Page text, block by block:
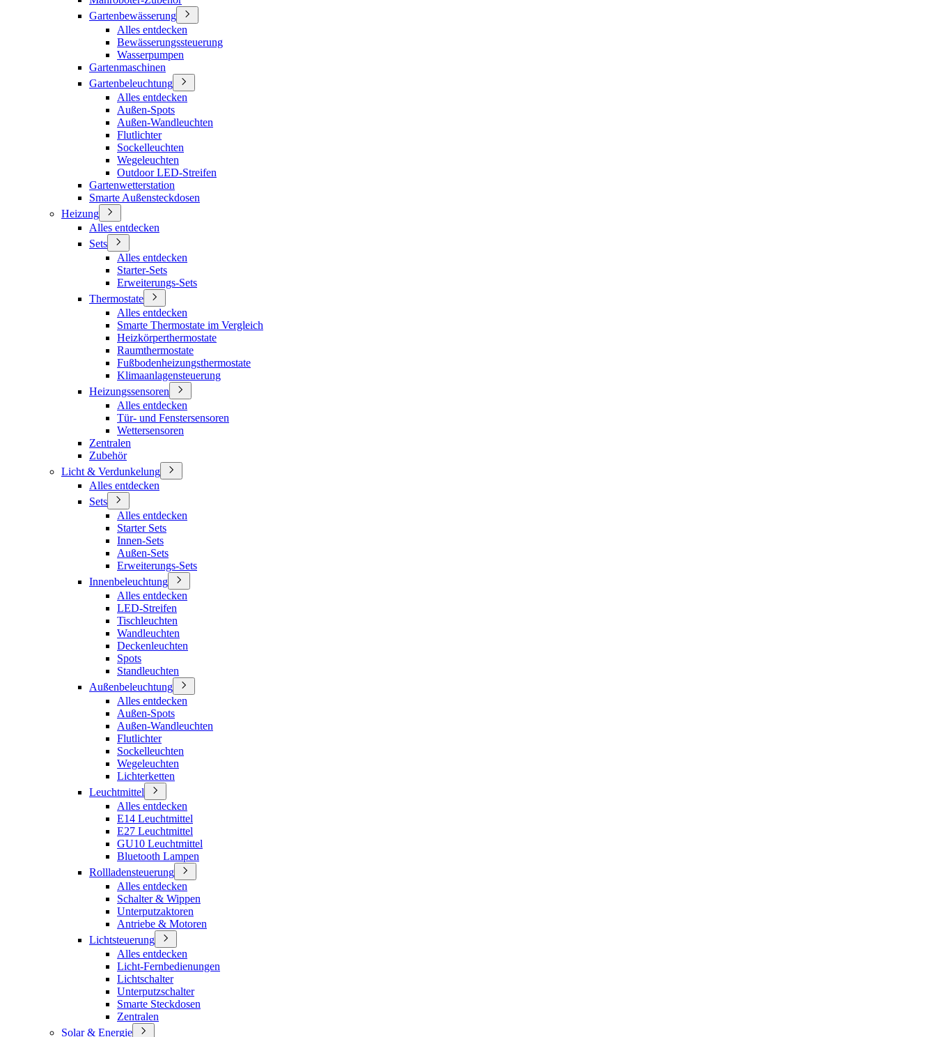
Gartenbewässerung
Alles entdecken
Bewässerungssteuerung
Wasserpumpen
Gartenmaschinen
Gartenbeleuchtung
Alles entdecken
Außen-Spots
Außen-Wandleuchten
Flutlichter
Sockelleuchten
Wegeleuchten
Outdoor LED-Streifen
Gartenwetterstation
Smarte Außensteckdosen
Heizung
Alles entdecken
Sets
Alles entdecken
Starter-Sets
Erweiterungs-Sets
Thermostate
Alles entdecken
Smarte Thermostate im Vergleich
Heizkörperthermostate
Raumthermostate
Fußbodenheizungsthermostate
Klimaanlagensteuerung
Heizungssensoren
Alles entdecken
Tür- und Fenstersensoren
Wettersensoren
Zentralen
Zubehör
Licht & Verdunkelung
Alles entdecken
Sets
Alles entdecken
Starter Sets
Innen-Sets
Außen-Sets
Erweiterungs-Sets
Innenbeleuchtung
Alles entdecken
LED-Streifen
Tischleuchten
Wandleuchten
Deckenleuchten
Spots
Standleuchten
Außenbeleuchtung
Alles entdecken
Außen-Spots
Außen-Wandleuchten
Flutlichter
Sockelleuchten
Wegeleuchten
Lichterketten
Leuchtmittel
Alles entdecken
E14 Leuchtmittel
E27 Leuchtmittel
GU10 Leuchtmittel
Bluetooth Lampen
Rollladensteuerung
Alles entdecken
Schalter & Wippen
Unterputzaktoren
Antriebe & Motoren
Lichtsteuerung
Alles entdecken
Licht-Fernbedienungen
Lichtschalter
Unterputzschalter
Smarte Steckdosen
Zentralen
Solar & Energie